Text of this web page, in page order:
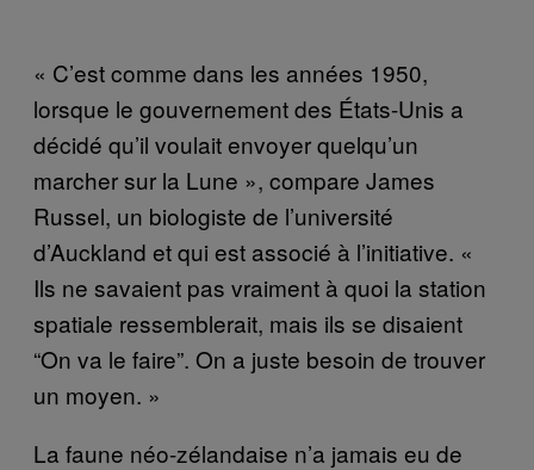
« C’est comme dans les années 1950,
lorsque le gouvernement des États-Unis a
décidé qu’il voulait envoyer quelqu’un
marcher sur la Lune », compare James
Russel, un biologiste de l’université
d’Auckland et qui est associé à l’initiative. «
Ils ne savaient pas vraiment à quoi la station
spatiale ressemblerait, mais ils se disaient
“On va le faire”. On a juste besoin de trouver
un moyen. »
La faune néo-zélandaise n’a jamais eu de